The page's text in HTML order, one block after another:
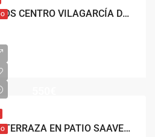
PISO DE 4 DORMITORIOS CENTRO VILAGARCÍA DE AROUSA
ALQUILER ÁTICO CON TERRAZA EN PATIO SAAVEDRA, VILAGARCÍA DE AROUSA